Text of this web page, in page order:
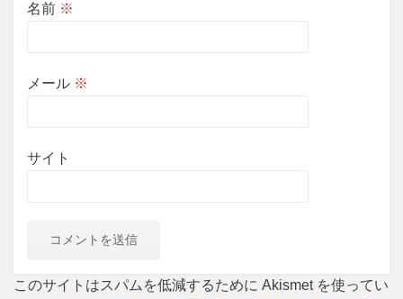
名前 ※
メール ※
サイト
このサイトはスパムを低減するために Akismet を使ってい